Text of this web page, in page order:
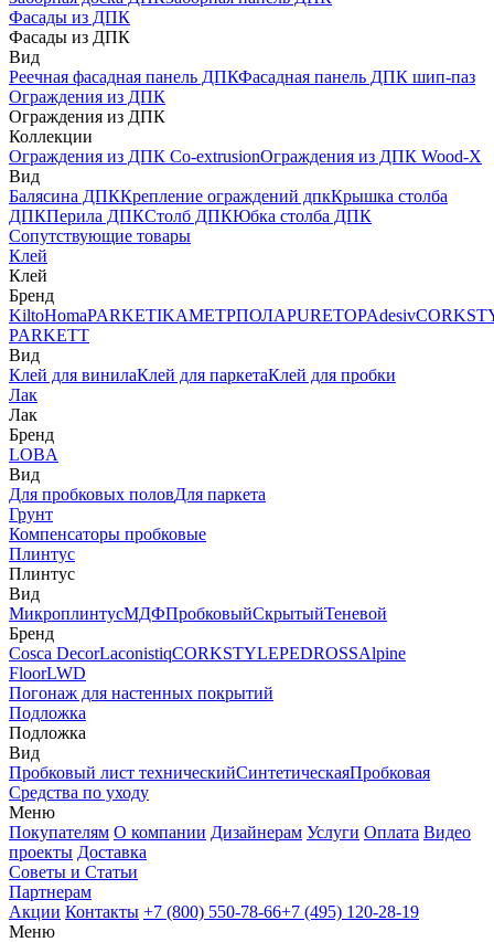
Фасады из ДПК
Фасады из ДПК
Вид
Реечная фасадная панель ДПКФасадная панель ДПК шип-паз
Ограждения из ДПК
Ограждения из ДПК
Коллекции
Ограждения из ДПК Co-extrusionОграждения из ДПК Wood-X
Вид
Балясина ДПККрепление ограждений дпкКрышка столба
ДПКПерила ДПКСтолб ДПКЮбка столба ДПК
Сопутствующие товары
Клей
Клей
Бренд
KiltoHomaPARKETIKAМЕТРПОЛАPURETOPAdesiv
PARKETT
Вид
Клей для винилаКлей для паркетаКлей для пробки
Лак
Лак
Бренд
LOBA
Вид
Для пробковых половДля паркета
Грунт
Компенсаторы пробковые
Плинтус
Плинтус
Вид
МикроплинтусМДФПробковыйСкрытыйТеневой
Бренд
Cosca DecorLaconistiqCORKSTYLEPEDROSSAlpine
FloorLWD
Погонаж для настенных покрытий
Подложка
Подложка
Вид
Пробковый лист техническийСинтетическаяПробковая
Средства по уходу
Меню
Покупателям О компании Дизайнерам Услуги Оплата Видео
проекты Доставка
Советы и Статьи
Партнерам
Акции Контакты +7 (800) 550-78-66+7 (495) 120-28-19
Меню